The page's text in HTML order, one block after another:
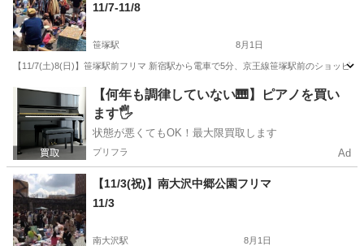
11/7-11/8
笹塚駅 8月1日
【11/7(土)8(日)】笹塚駅前フリマ 新宿駅から電車で5分、京王線笹塚駅前のショッピ
東京 渋谷区 笹塚駅 フリーマーケット フリマ
【何年も調律していない🎹】ピアノを買い
ます🖐️
状態が悪くてもOK！最大限買取します
プリフラ Ad
【11/3(祝)】南大沢中郷公園フリマ
11/3
南大沢駅 8月1日